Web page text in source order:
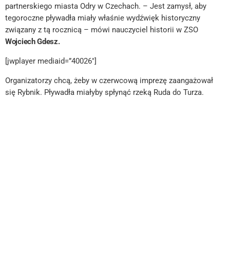
partnerskiego miasta Odry w Czechach. – Jest zamysł, aby
tegoroczne pływadła miały właśnie wydźwięk historyczny
związany z tą rocznicą – mówi nauczyciel historii w ZSO
Wojciech Gdesz.
[jwplayer mediaid=”40026″]
Organizatorzy chcą, żeby w czerwcową imprezę zaangażował
się Rybnik. Pływadła miałyby spłynąć rzeką Ruda do Turza.